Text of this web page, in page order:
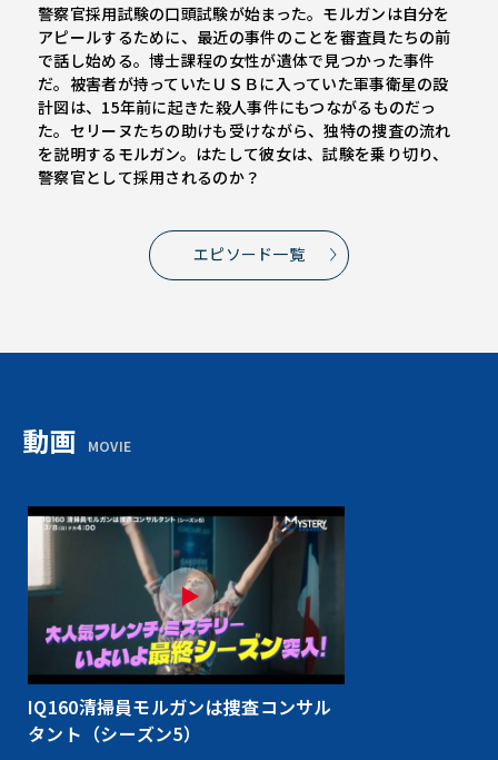
警察官採用試験の口頭試験が始まった。モルガンは自分を
アピールするために、最近の事件のことを審査員たちの前
で話し始める。博士課程の女性が遺体で見つかった事件
だ。被害者が持っていたＵＳＢに入っていた軍事衛星の設
計図は、15年前に起きた殺人事件にもつながるものだっ
た。セリーヌたちの助けも受けながら、独特の捜査の流れ
を説明するモルガン。はたして彼女は、試験を乗り切り、
警察官として採用されるのか？
エピソード一覧
動画 MOVIE
IQ160清掃員モルガンは捜査コンサル
タント（シーズン5）